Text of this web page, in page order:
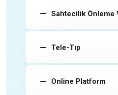
Sahtecilik Önleme
Tele-Tıp
Online Platform